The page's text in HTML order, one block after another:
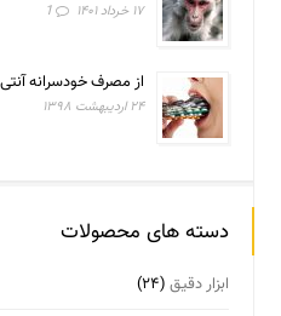
۱۷ خرداد ۱۴۰۱ 1
از مصرف خودسرانه
۲۴ اردیبهشت ۱۳۹۸
دسته های محصولات
ابزار دقیق (۲۴)